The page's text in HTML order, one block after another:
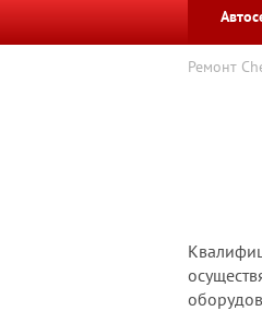
Ремонт